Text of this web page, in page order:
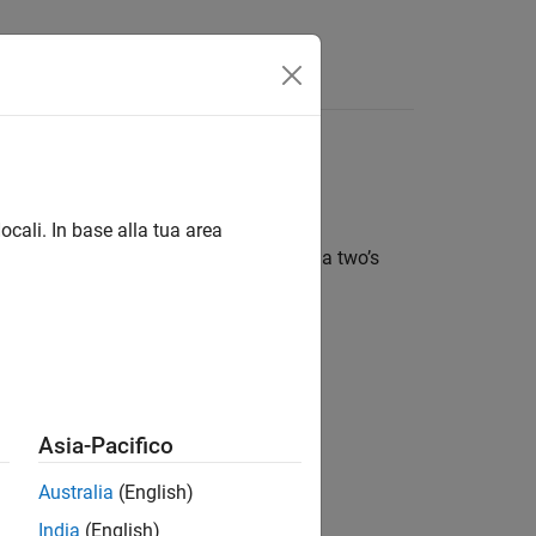
on a target that uses a two’s
does not verify that the target uses a two’s
In base alla tua area
Asia-Pacifico
Australia (English)
India (English)